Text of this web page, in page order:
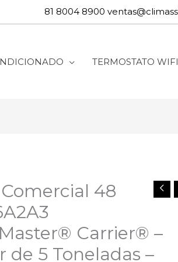
81 8004 8900
TERMOSTATO WIFI
48
Carrier® –
de 5 Toneladas –